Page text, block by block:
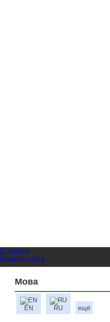
О проекте
Правила сайта
Мова
EN RU ещё